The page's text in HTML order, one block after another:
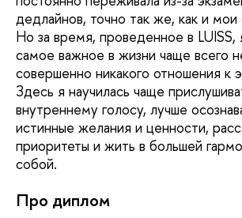
дедлайнов, точно так же, как и мои
Но за время, проведенное в LUISS,
самое важное в жизни чаще всего
совершенно никакого отношения к
Здесь я научилась чаще
внутреннему голосу, лучше
истинные желания и ценности,
приоритеты и жить в большей
собой.
Про диплом